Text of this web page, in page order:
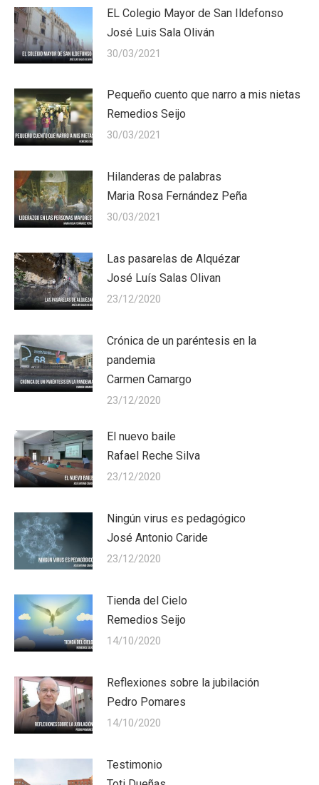
EL Colegio Mayor de San Ildefonso
José Luis Sala Oliván
30/03/2021
Pequeño cuento que narro a mis nietas
Remedios Seijo
30/03/2021
Hilanderas de palabras
Maria Rosa Fernández Peña
30/03/2021
Las pasarelas de Alquézar
José Luís Salas Olivan
23/12/2020
Crónica de un paréntesis en la
pandemia
Carmen Camargo
23/12/2020
El nuevo baile
Rafael Reche Silva
23/12/2020
Ningún virus es pedagógico
José Antonio Caride
23/12/2020
Tienda del Cielo
Remedios Seijo
14/10/2020
Reflexiones sobre la jubilación
Pedro Pomares
14/10/2020
Testimonio